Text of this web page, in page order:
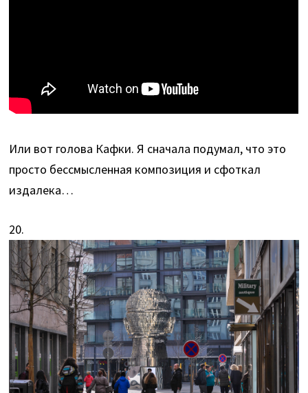
Или вот голова Кафки. Я сначала подумал, что это
просто бессмысленная композиция и сфоткал
издалека…
20.